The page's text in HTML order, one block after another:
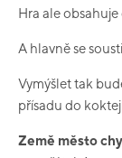
Hra ale
A hlavně se
Vymýšlet tak
přísadu do
Země město